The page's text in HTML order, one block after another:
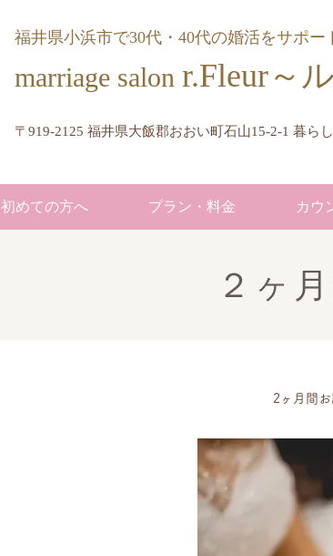
福井県小浜市で30代・40代の婚活をサポー
marriage salon r.Fleur～
〒919-2125 福井県大飯郡おおい町石山15-2-1 暮ら
初めての方へ プラン・料金 カウ
２ヶ
2ヶ月間